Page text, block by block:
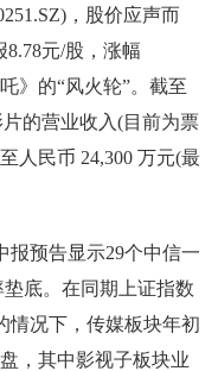
，股价应声而
元/股，涨幅
》的“风火轮”。截至
片的营业收入(目前为票
人民币 24,300 万元(最
报预告显示29个中信一
底。在同期上证指数
情况下，传媒板块年初
，其中影视子板块业